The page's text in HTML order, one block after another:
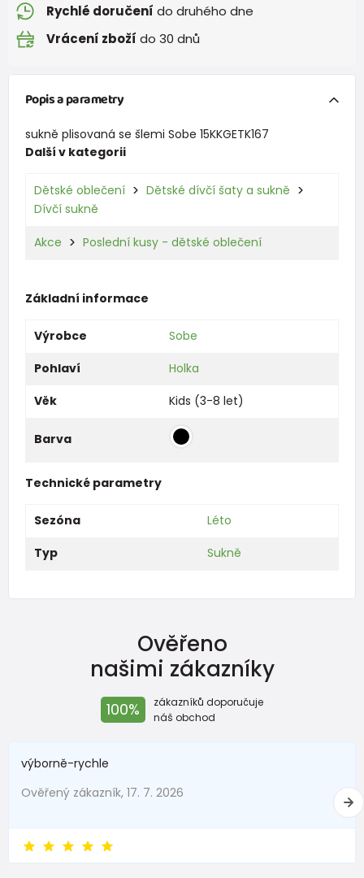
Rychlé doručení do druhého dne
Vrácení zboží do 30 dnů
Popis a parametry
sukně plisovaná se šlemi Sobe 15KKGETK167
Další v kategorii
Dětské oblečení
Dětské dívčí šaty a sukně
Dívčí sukně
Akce Poslední kusy - dětské oblečení
Základní informace
Výrobce
Sobe
Pohlaví
Holka
Věk
Kids (3-8 let)
Barva
Technické parametry
Sezóna
Léto
Typ
Sukně
Ověřeno
našimi zákazníky
100%
zákazníků doporučuje
náš obchod
výborně-rychle
Ověřený zákazník, 17. 7. 2026